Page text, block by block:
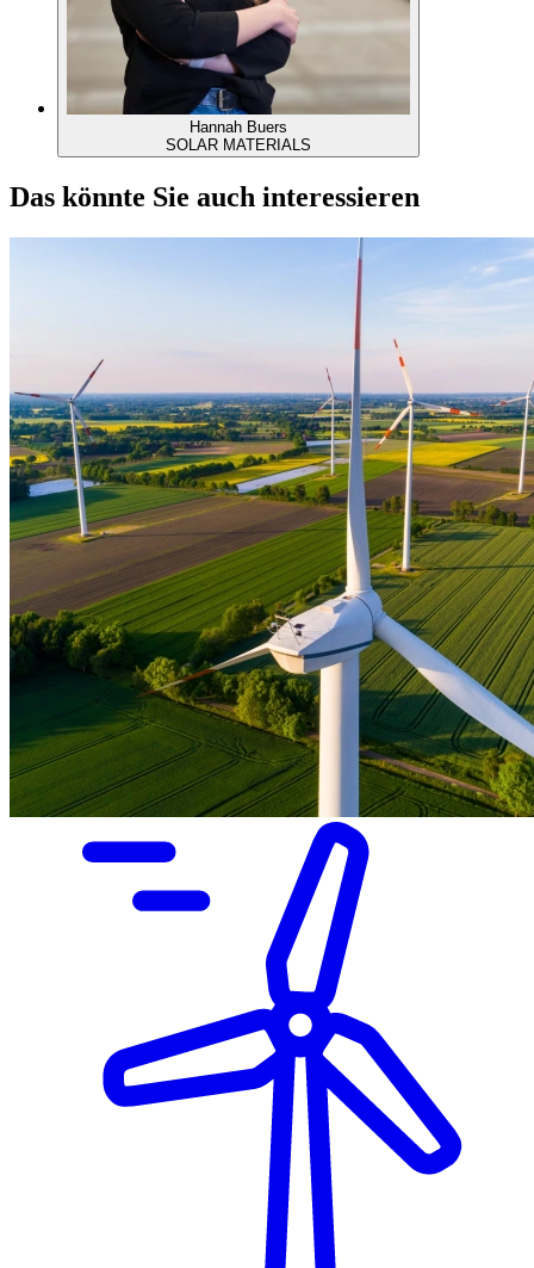
Hannah Buers
SOLAR MATERIALS
Das könnte Sie auch interessieren